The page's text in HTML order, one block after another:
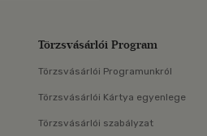
Törzsvásárlói Program
Törzsvásárlói Programunkról
Törzsvásárlói Kártya egyenlege
Törzsvásárlói szabályzat